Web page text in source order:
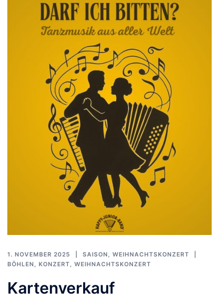
1. NOVEMBER 2025 SAISON
WEIHNACHTSKONZERT
BÖHLEN
KONZERT WEIHNACHTSKONZERT
Kartenverkauf